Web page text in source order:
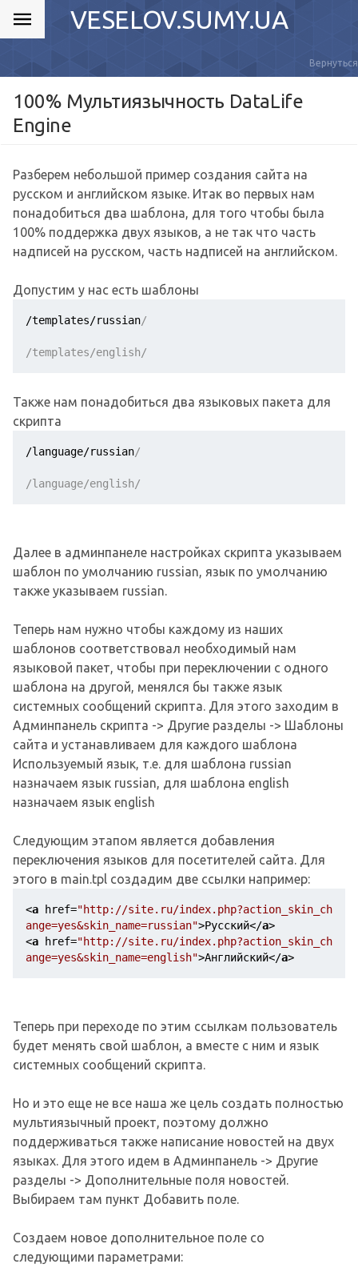
VESELOV.SUMY.UA
Вернуться
100% Мультиязычность DataLife
Engine
Разберем небольшой пример создания сайта на
русском и английском языке. Итак во первых нам
понадобиться два шаблона, для того чтобы была
100% поддержка двух языков, а не так что часть
надписей на русском, часть надписей на английском.
Допустим у нас есть шаблоны
/templates/russian/
/templates/english/
Также нам понадобиться два языковых пакета для
скрипта
/language/russian/
/language/english/
Далее в админпанеле настройках скрипта указываем
шаблон по умолчанию russian, язык по умолчанию
также указываем russian.
Теперь нам нужно чтобы каждому из наших
шаблонов соответствовал необходимый нам
языковой пакет, чтобы при переключении с одного
шаблона на другой, менялся бы также язык
системных сообщений скрипта. Для этого заходим в
Админпанель скрипта -> Другие разделы -> Шаблоны
сайта и устанавливаем для каждого шаблона
Используемый язык, т.е. для шаблона russian
назначаем язык russian, для шаблона english
назначаем язык english
Следующим этапом является добавления
переключения языков для посетителей сайта. Для
этого в main.tpl создадим две ссылки например:
<a href="http://site.ru/index.php?action_skin_ch
ange=yes&skin_name=russian">Русский</a>
<a href="http://site.ru/index.php?action_skin_ch
ange=yes&skin_name=english">Английский</a>
Теперь при переходе по этим ссылкам пользователь
будет менять свой шаблон, а вместе с ним и язык
системных сообщений скрипта.
Но и это еще не все наша же цель создать полностью
мультиязычный проект, поэтому должно
поддерживаться также написание новостей на двух
языках. Для этого идем в Админпанель -> Другие
разделы -> Дополнительные поля новостей.
Выбираем там пункт Добавить поле.
Создаем новое дополнительное поле со
следующими параметрами: